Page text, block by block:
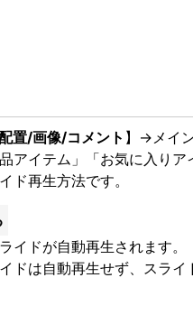
置/画像/コメント 】→メイ
アイテム」「お気に入り
ド再生方法です。
イドが自動再生されます。
ドは自動再生せず、スラ